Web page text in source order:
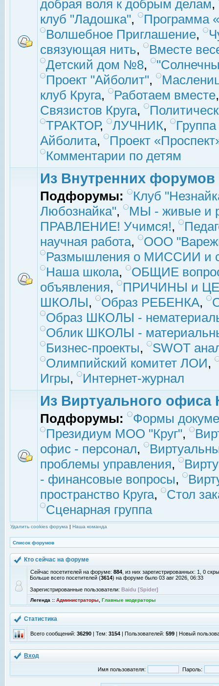
добрая воля к добрым делам,
клуб "Ладошка",
Программа
Волшебное Приглашение,
связующая нить,
Вместе
Детский дом №8,
Проект "Айболит",
клуб Круга, Работаем вместе
Связистов Круга,
ТРАКТОР, ЛУЧНИК,
Айболита,
Проект
Комментарии по детям
Из Внутренних форумов
Подфорумы:
Клуб
Любознайка",
МЫ - живые и
ПРАВЛЕНИЕ! Учимся!,
научная работа,
ООО
Размышления о МИССИИ и
Наша школа,
ОБЩИЕ
объявления,
ПРИЧИНЫ и
ШКОЛЫ, Образ РЕБЕНКА,
Образ ШКОЛЫ -
Облик ШКОЛЫ -
Бизнес-проекты,
SWOT
Олимпийский комитет ЛОИ,
Игры, Интернет-журнал
Из Виртуального офиса
Подфорумы:
Формы
Президиум МОО "Круг",
офис - персонал,
проблемы управления,
- финансовые вопросы,
пространство Круга,
Стол
Сценарная группа
Удалить cookies форума | Наша команда
Список форумов
Кто сейчас на форуме
Сейчас посетителей на форуме: 884 , из них зарегистрированных: 1, 0
Больше всего посетителей (3614) на форуме было 03 авг 2026, 06:33
Зарегистрированные пользователи: Baidu [Spider]
Легенда :: Администраторы Главные модераторы
Статистика
Всего сообщений: 36290 | Тем: 3154 | Пользователей: 599 | Новый
Вход
Имя пользователя: Пароль: